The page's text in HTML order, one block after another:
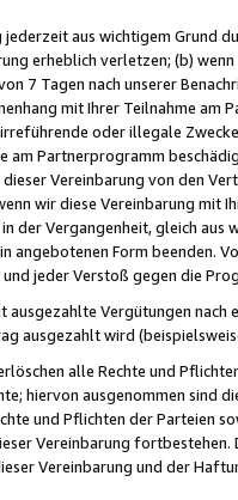
jederzeit aus wichtigem Grund
erheblich verletzen; (b)
7 Tagen nach unserer
mit Ihrer Teilnahme am
oder illegale
am Partnerprogramm
Vereinbarung von den
wir diese Vereinbarung mit
der Vergangenheit, gleich
angebotenen Form beenden.
jeder Verstoß gegen die
Vergütungen
ausgezahlt wird
alle Rechte und
hiervon ausgenommen sind
und Pflichten der Parteien
Vereinbarung
Vereinbarung und der